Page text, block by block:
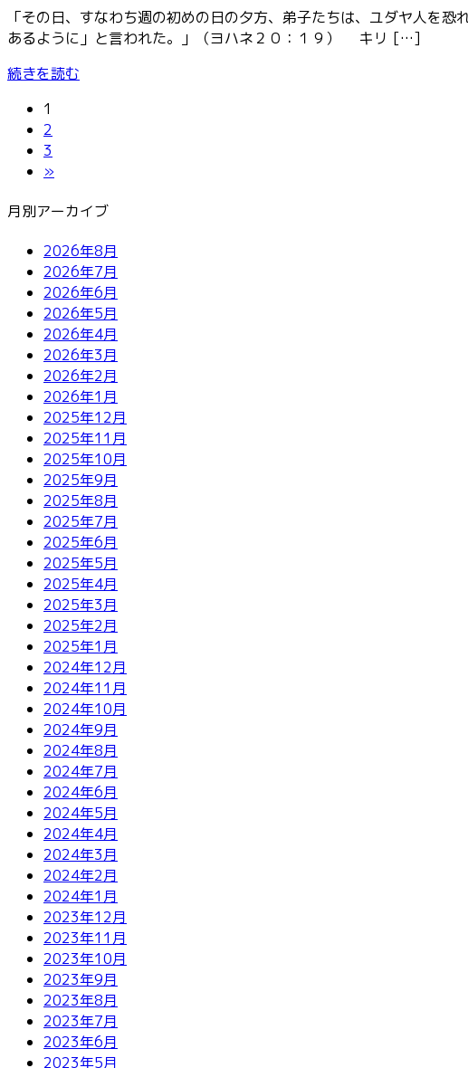
「その日、すなわち週の初めの日の夕方、弟子たちは、ユダヤ人を
あるように」と言われた。」（ヨハネ２０：１９） キリ […]
続きを読む
投
稿
の
ペ
ー
ジ
送
り
固
定
ペ
ー
1
固
定
ペ
ジ
2
固
定
ー
3
»
月別アーカイブ
2026年8月
2026年7月
2026年6月
2026年5月
2026年4月
2026年3月
2026年2月
2026年1月
2025年12月
2025年11月
2025年10月
2025年9月
2025年8月
2025年7月
2025年6月
2025年5月
2025年4月
2025年3月
2025年2月
2025年1月
2024年12月
2024年11月
2024年10月
2024年9月
2024年8月
2024年7月
2024年6月
2024年5月
2024年4月
2024年3月
2024年2月
2024年1月
2023年12月
2023年11月
2023年10月
2023年9月
2023年8月
2023年7月
2023年6月
2023年5月